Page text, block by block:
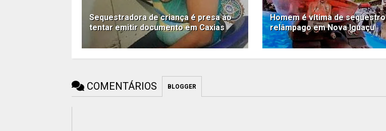
Sequestradora de criança é presa ao
tentar emitir documento em Caxias
Homem é vítima de sequestro
relâmpago em Nova Iguaçu
COMENTÁRIOS BLOGGER